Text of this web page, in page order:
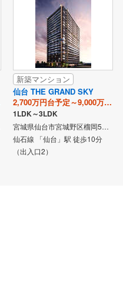
新築マンション
仙台 THE GRAND SKY
2,700万円台予定～9,000万円台予定
1LDK～3LDK
宮城県仙台市宮城野区榴岡5丁目6-1（地番）
仙石線 「仙台」駅 徒歩10分
（出入口2）